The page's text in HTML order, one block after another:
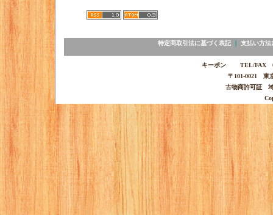
特定商取引法に基づく表記｜ 支払い方法
キーポン TEL/FAX
〒101-0021 東
古物商許可証